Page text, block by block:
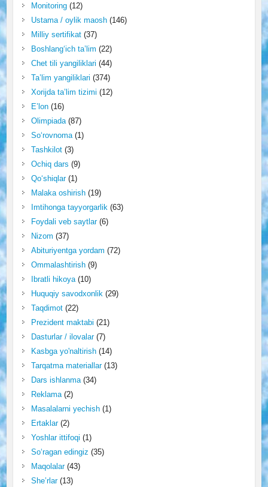
Monitoring(12)
Ustama / oylik maosh(146)
Milliy sertifikat(37)
Boshlang‘ich ta’lim (22)
Chet tili yangiliklari (44)
Ta’lim yangiliklari (374)
Xorijda ta’lim tizimi (12)
E’lon(16)
Olimpiada(87)
So‘rovnoma(1)
Tashkilot(3)
Ochiq dars (9)
Qo‘shiqlar(1)
Malaka oshirish(19)
Imtihonga tayyorgarlik(63)
Foydali veb saytlar(6)
Nizom (37)
Abituriyentga yordam (72)
Ommalashtirish(9)
Ibratli hikoya(10)
Huquqiy savodxonlik(29)
Taqdimot(22)
Prezident maktabi (21)
Dasturlar / ilovalar(7)
Kasbga yo'naltirish(14)
Tarqatma materiallar(13)
Dars ishlanma(34)
Reklama(2)
Masalalarni yechish(1)
Ertaklar(2)
Yoshlar ittifoqi (1)
So‘ragan edingiz (35)
Maqolalar(43)
She’rlar(13)